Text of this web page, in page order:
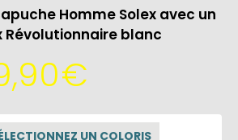
Homme Solex avec un
Révolutionnaire blanc
€
UN COLORIS